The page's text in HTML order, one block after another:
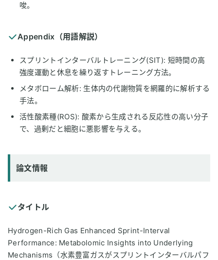
唆。
Appendix（用語解説）
スプリントインターバルトレーニング(SIT): 短時間の高
強度運動と休息を繰り返すトレーニング方法。
メタボローム解析: 生体内の代謝物質を網羅的に解析する
手法。
活性酸素種(ROS): 酸素から生成される反応性の高い分子
で、過剰だと細胞に悪影響を与える。
論文情報
タイトル
Hydrogen-Rich Gas Enhanced Sprint-Interval
Performance: Metabolomic Insights into Underlying
Mechanisms（水素豊富ガスがスプリントインターバルパフ